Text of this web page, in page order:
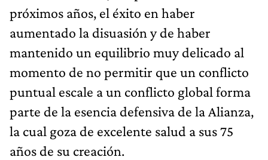
próximos años, el éxito en haber
aumentado la disuasión y de haber
mantenido un equilibrio muy delicado al
momento de no permitir que un conflicto
puntual escale a un conflicto global forma
parte de la esencia defensiva de la Alianza,
la cual goza de excelente salud a sus 75
años de su creación.